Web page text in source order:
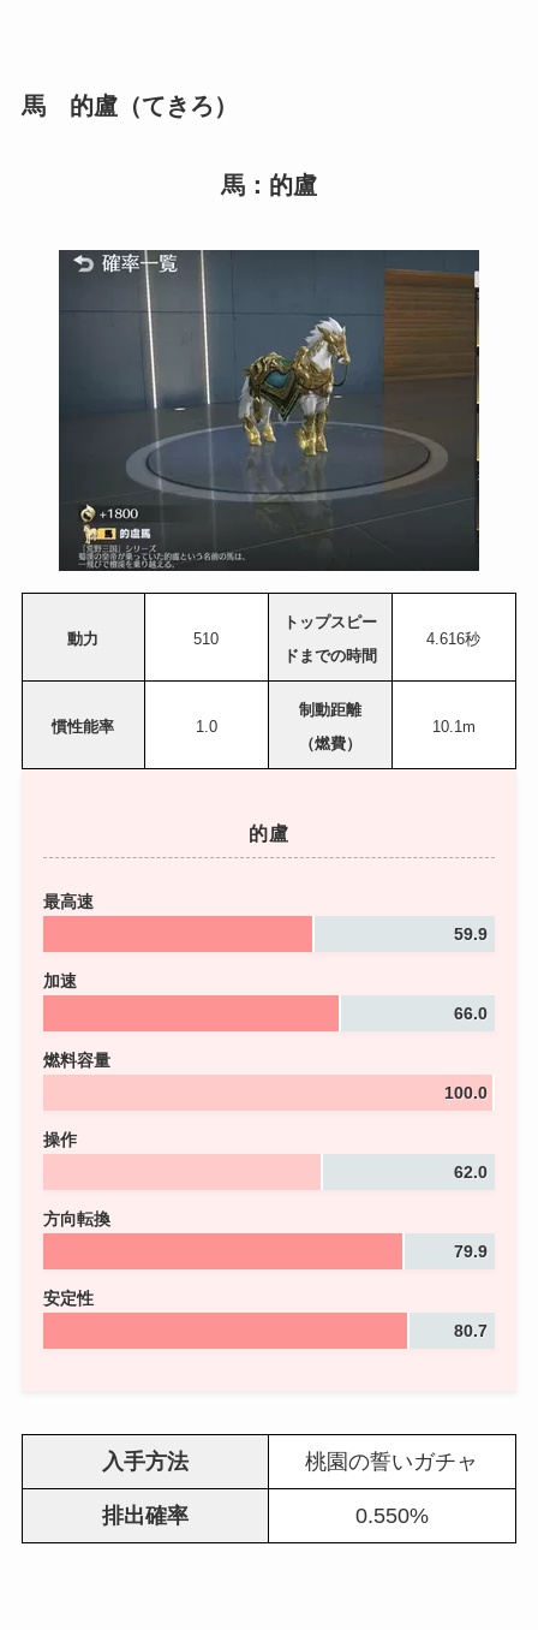
馬 的盧（てきろ）
馬：的盧
動力 510
トップスピー
ドまでの時間
4.616秒
慣性能率 1.0
制動距離
（燃費）
10.1m
的盧
最高速
59.9
加速
66.0
燃料容量
100.0
操作
62.0
方向転換
79.9
安定性
80.7
入手方法 桃園の誓いガチャ
排出確率 0.550%